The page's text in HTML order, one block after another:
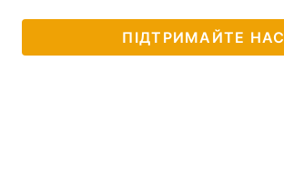
ПІДТРИМАЙТЕ НАС